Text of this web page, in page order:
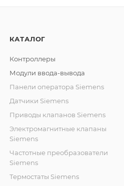
КАТАЛОГ
Контроллеры
Модули ввода-вывода
Панели оператора Siemens
Датчики Siemens
Приводы клапанов Siemens
Электромагнитные клапаны
Siemens
Частотные преобразователи
Siemens
Термостаты Siemens